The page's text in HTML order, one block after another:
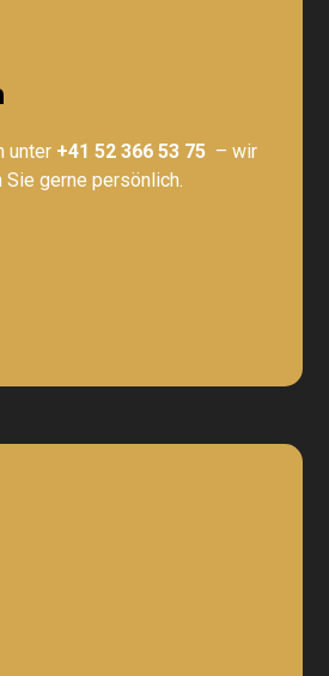
unter +41 52 366 53 75 – wir
Sie gerne persönlich.